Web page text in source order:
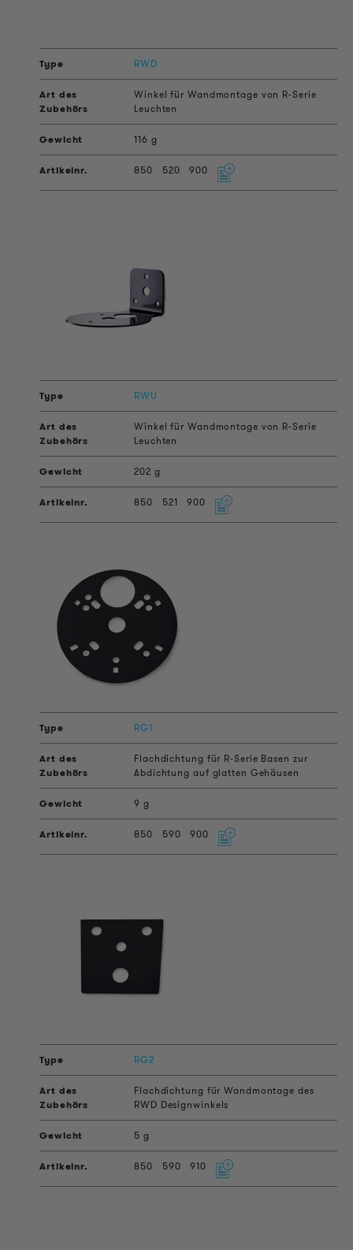
RWD
Winkel für Wandmontage von R-Serie
Leuchten
116 g
850 520 900
RWU
Winkel für Wandmontage von R-Serie
Leuchten
202 g
850 521 900
RG1
Flachdichtung für R-Serie Basen zur
Abdichtung auf glatten Gehäusen
9 g
850 590 900
RG2
Flachdichtung für Wandmontage des
RWD Designwinkels
5 g
850 590 910